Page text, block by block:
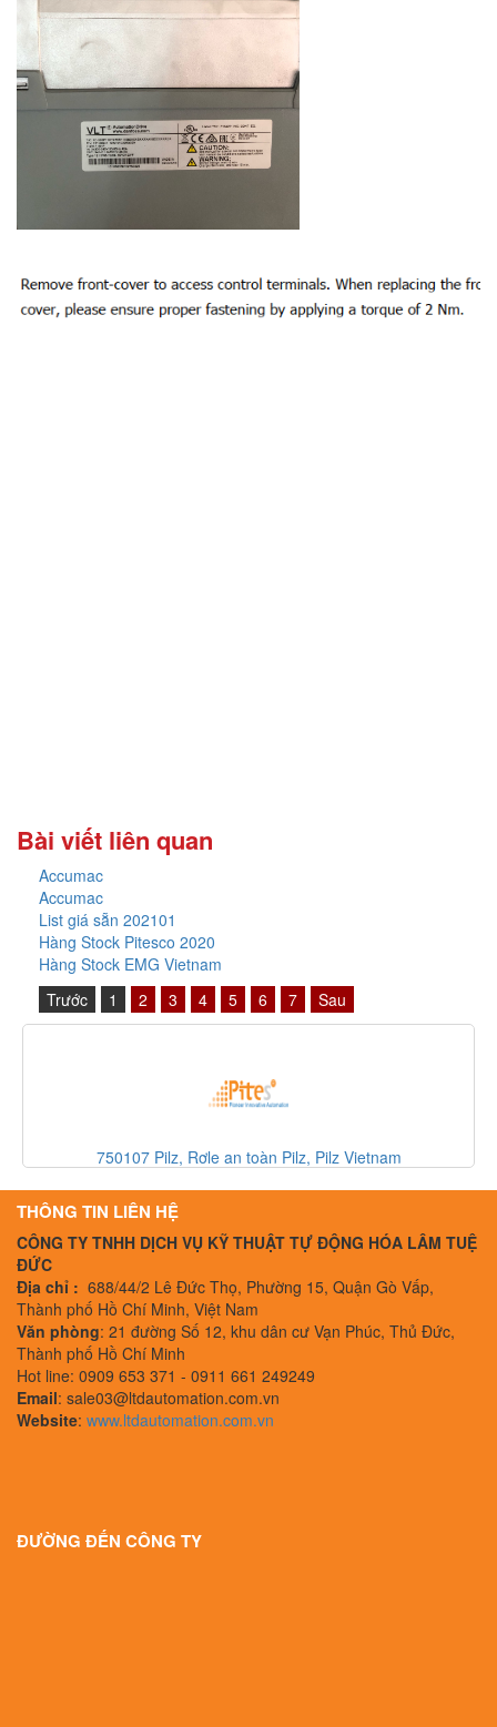
Bài viết liên quan
Accumac
Accumac
List giá sẵn 202101
Hàng Stock Pitesco 2020
Hàng Stock EMG Vietnam
Trước
1 2 3 4 5 6 7 Sau
750107 Pilz, Rơle an toàn Pilz, Pilz Vietnam
THÔNG TIN LIÊN HỆ
CÔNG TY TNHH DỊCH VỤ KỸ THUẬT TỰ ĐỘNG HÓA LÂM TUỆ
ĐỨC
Địa chỉ : 688/44/2 Lê Đức Thọ, Phường 15, Quận Gò Vấp,
Thành phố Hồ Chí Minh, Việt Nam
Văn phòng: 21 đường Số 12, khu dân cư Vạn Phúc, Thủ Đức,
Thành phố Hồ Chí Minh
Hot line: 0909 653 371 - 0911 661 249249
Email: sale03@ltdautomation.com.vn
Website: www.ltdautomation.com.vn
ĐƯỜNG ĐẾN CÔNG TY